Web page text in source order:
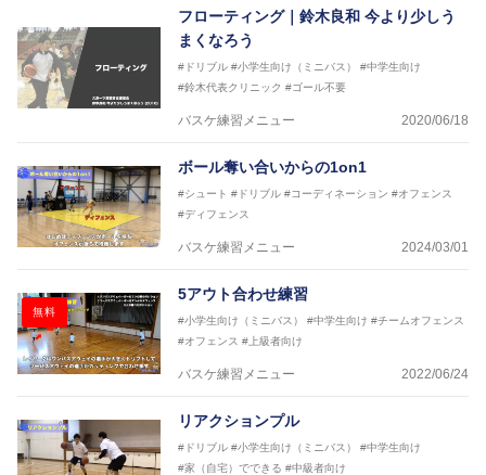
フローティング｜鈴木良和 今より少しう
まくなろう
#ドリブル #小学生向け（ミニバス）
#中学生向け
#鈴木代表クリニック #ゴール不要
バスケ練習メニュー 2020/06/18
ボール奪い合いからの1on1
#シュート #ドリブル #コーディネーション #オフェンス
#ディフェンス
バスケ練習メニュー 2024/03/01
無料
5アウト合わせ練習
#小学生向け（ミニバス） #中学生向け #チームオフェンス
#オフェンス #上級者向け
バスケ練習メニュー 2022/06/24
リアクションプル
#ドリブル #小学生向け（ミニバス）
#中学生向け
#家（自宅）でできる #中級者向け